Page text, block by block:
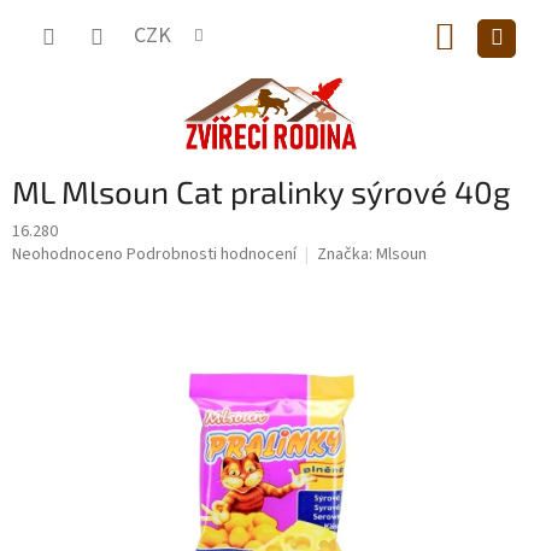
CZK
KOŠÍK
ML Mlsoun Cat pralinky sýrové 40g
16.280
Průměrné
Neohodnoceno Podrobnosti hodnocení Značka: Mlsoun